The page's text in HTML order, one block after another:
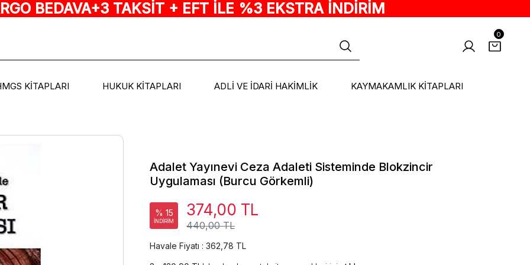
BEDAVA+3 TAKSİT + EFT İLE %3 EKSTRA İNDİRİM
0
KİTAPLARI HUKUK KİTAPLARI ADLİ VE İDARİ HAKİMLİK KAYMAKAMLIK KİTAPLARI
Adalet Yayınevi Ceza Adaleti Sisteminde Blokzincir
Uygulaması (Burcu Görkemli)
% 15
İNDİRİM 440,00 TL
374,00 TL
Havale Fiyatı : 362,78 TL